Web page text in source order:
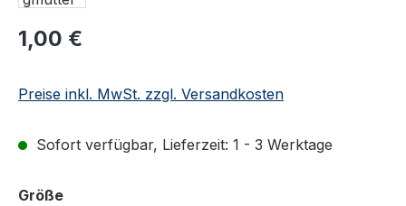
Regulärer Preis:
1,00 €
Preise inkl. MwSt. zzgl. Versandkosten
Sofort verfügbar, Lieferzeit: 1 - 3 Werktage
Größeauswählen